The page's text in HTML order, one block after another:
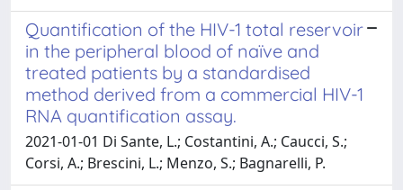
Quantification of the HIV-1 total reservoir
in the peripheral blood of naïve and
treated patients by a standardised
method derived from a commercial HIV-1
RNA quantification assay.
2021-01-01 Di Sante, L.; Costantini, A.; Caucci, S.;
Corsi, A.; Brescini, L.; Menzo, S.; Bagnarelli, P.